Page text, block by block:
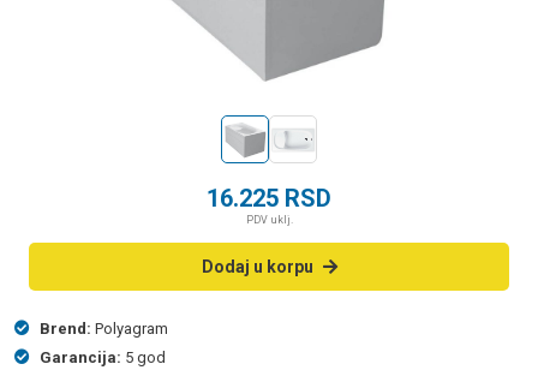
16.225 RSD
PDV uklj.
Dodaj u korpu
Brend: Polyagram
Garancija: 5 god